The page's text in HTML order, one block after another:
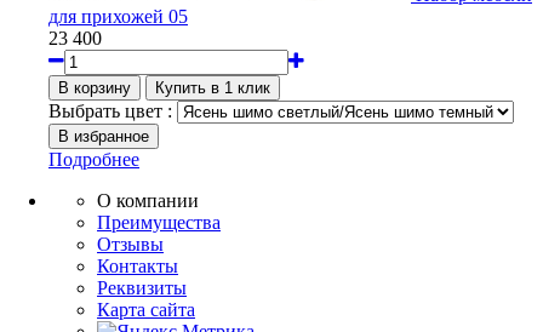
для прихожей 05
23 400
Выбрать цвет :
Подробнее
О компании
Преимущества
Отзывы
Контакты
Реквизиты
Карта сайта